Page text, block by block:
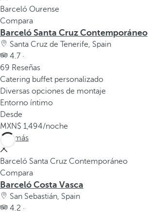
n
d
e
l
a
v
e
n
t
a
n
a
e
m
e
r
g
e
Barceló Ourense
Compara
Barceló Santa Cruz Contemporáneo
Santa Cruz de Tenerife, Spain
4.7 ·
69 Reseñas
Catering buffet personalizado
Diversas opciones de montaje
Entorno íntimo
Desde
1,494/noche
Ver más
Barceló Santa Cruz Contemporáneo
Compara
Barceló Costa Vasca
San Sebastián, Spain
4.2 ·